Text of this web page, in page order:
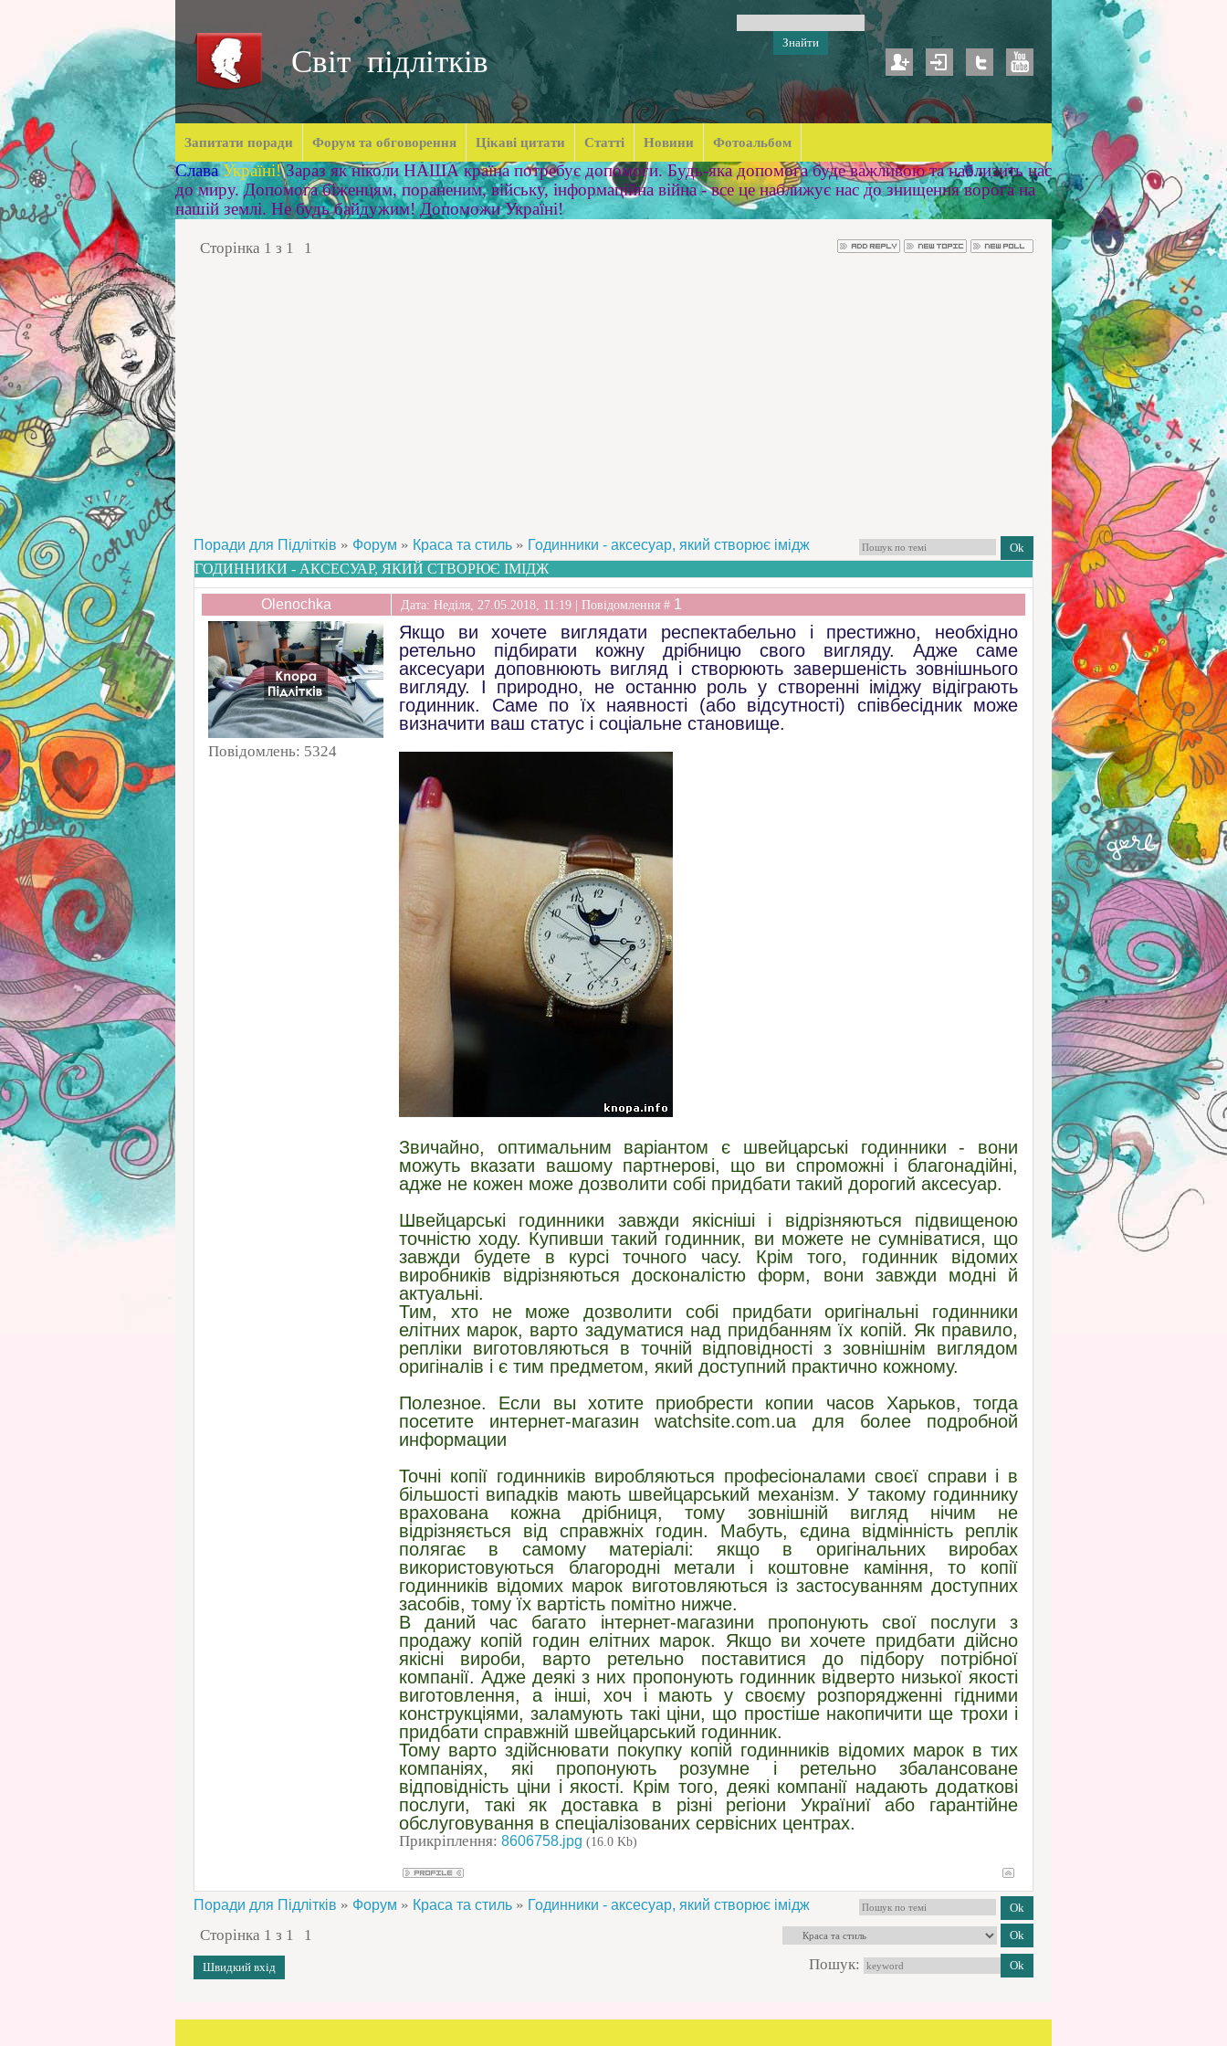
Світ підлітків
Запитати поради Форум та обговорення Цікаві цитати Статті Новини Фотоальбом
Слава Україні! Зараз як ніколи НАША країна потребує допомоги. Будь-яка допомога буде важливою та наблизить нас
до миру. Допомога біженцям, пораненим, війську, інформаційна війна - все це наближує нас до знищення ворога на
нашій землі. Не будь байдужим! Допоможи Україні!
Сторінка 1 з 1 1
Поради для Підлітків » Форум » Краса та стиль » Годинники - аксесуар, який створює імідж
ГОДИННИКИ - АКСЕСУАР, ЯКИЙ СТВОРЮЄ ІМІДЖ
Olenochka Дата: Неділя, 27.05.2018, 11:19 | Повідомлення # 1
Повідомлень: 5324
Якщо ви хочете виглядати респектабельно і престижно, необхідно
ретельно підбирати кожну дрібницю свого вигляду. Адже саме
аксесуари доповнюють вигляд і створюють завершеність зовнішнього
вигляду. І природно, не останню роль у створенні іміджу відіграють
годинник. Саме по їх наявності (або відсутності) співбесідник може
визначити ваш статус і соціальне становище.
Звичайно, оптимальним варіантом є швейцарські годинники - вони
можуть вказати вашому партнерові, що ви спроможні і благонадійні,
адже не кожен може дозволити собі придбати такий дорогий аксесуар.
Швейцарські годинники завжди якісніші і відрізняються підвищеною
точністю ходу. Купивши такий годинник, ви можете не сумніватися, що
завжди будете в курсі точного часу. Крім того, годинник відомих
виробників відрізняються досконалістю форм, вони завжди модні й
актуальні.
Тим, хто не може дозволити собі придбати оригінальні годинники
елітних марок, варто задуматися над придбанням їх копій. Як правило,
репліки виготовляються в точній відповідності з зовнішнім виглядом
оригіналів і є тим предметом, який доступний практично кожному.
Полезное. Если вы хотите приобрести копии часов Харьков, тогда
посетите интернет-магазин watchsite.com.ua для более подробной
информации
Точні копії годинників виробляються професіоналами своєї справи і в
більшості випадків мають швейцарський механізм. У такому годиннику
врахована кожна дрібниця, тому зовнішній вигляд нічим не
відрізняється від справжніх годин. Мабуть, єдина відмінність реплік
полягає в самому матеріалі: якщо в оригінальних виробах
використовуються благородні метали і коштовне каміння, то копії
годинників відомих марок виготовляються із застосуванням доступних
засобів, тому їх вартість помітно нижче.
В даний час багато інтернет-магазини пропонують свої послуги з
продажу копій годин елітних марок. Якщо ви хочете придбати дійсно
якісні вироби, варто ретельно поставитися до підбору потрібної
компанії. Адже деякі з них пропонують годинник відверто низької якості
виготовлення, а інші, хоч і мають у своєму розпорядженні гідними
конструкціями, заламують такі ціни, що простіше накопичити ще трохи і
придбати справжній швейцарський годинник.
Тому варто здійснювати покупку копій годинників відомих марок в тих
компаніях, які пропонують розумне і ретельно збалансоване
відповідність ціни і якості. Крім того, деякі компанії надають додаткові
послуги, такі як доставка в різні регіони Україниї або гарантійне
обслуговування в спеціалізованих сервісних центрах.
Прикріплення: 8606758.jpg (16.0 Kb)
Поради для Підлітків » Форум » Краса та стиль » Годинники - аксесуар, який створює імідж
Сторінка 1 з 1
1
Пошук: